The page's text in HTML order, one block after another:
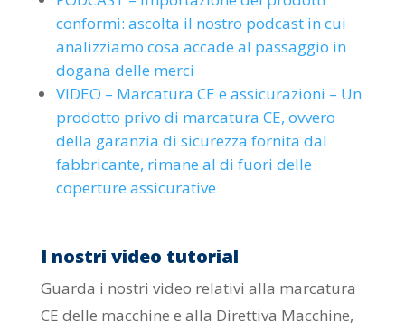
conformi: ascolta il nostro podcast in cui
analizziamo cosa accade al passaggio in
dogana delle merci
VIDEO – Marcatura CE e assicurazioni – Un
prodotto privo di marcatura CE, ovvero
della garanzia di sicurezza fornita dal
fabbricante, rimane al di fuori delle
coperture assicurative
I nostri video tutorial
Guarda i nostri video relativi alla marcatura
CE delle macchine e alla Direttiva Macchine,